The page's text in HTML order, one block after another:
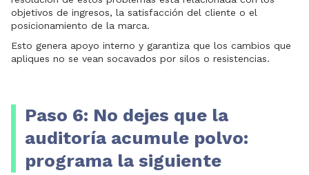
objetivos de ingresos, la satisfacción del cliente o el
posicionamiento de la marca.
Esto genera apoyo interno y garantiza que los cambios que
apliques no se vean socavados por silos o resistencias.
Paso 6: No dejes que la
auditoría acumule polvo:
programa la siguiente